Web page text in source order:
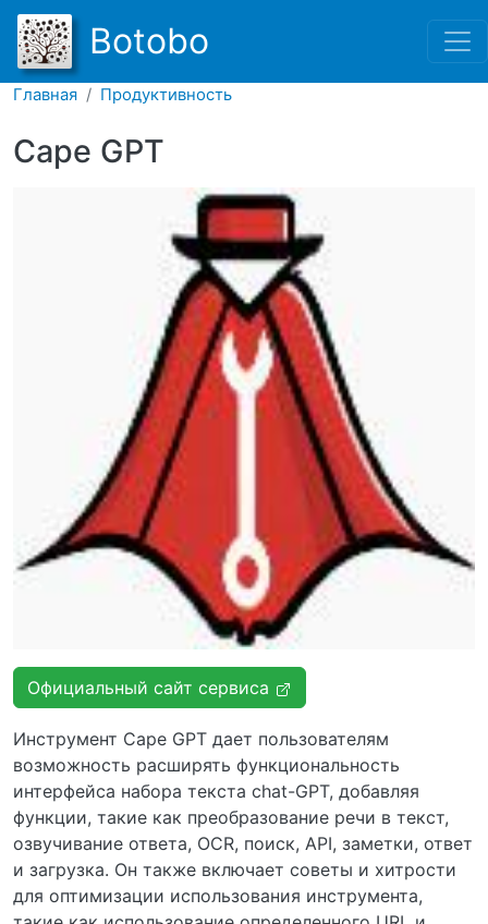
Перейти к основному
Botobo
Главная Продуктивность
Cape GPT
Официальный сайт сервиса
Инструмент Cape GPT дает пользователям
возможность расширять функциональность
интерфейса набора текста chat-GPT, добавляя
функции, такие как преобразование речи в текст,
озвучивание ответа, OCR, поиск, API, заметки, ответ
и загрузка. Он также включает советы и хитрости
для оптимизации использования инструмента,